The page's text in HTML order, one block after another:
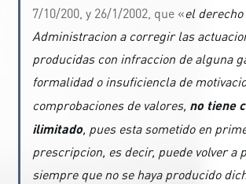
7/10/200, y 26/1/2002, que «el derecho
Administracion a corregir las
producidas con infraccion de alguna
formalidad o insuficiencla de
comprobaciones de valores, no tiene
ilimitado, pues esta sometido en
prescripcion, es decir, puede volver a
siempre que no se haya producido